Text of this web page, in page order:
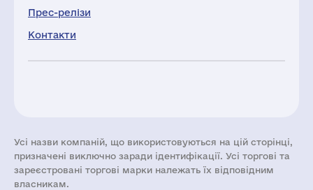
Прес-релізи
Контакти
Усі назви компаній, що використовуються на цій сторінці,
призначені виключно заради ідентифікації. Усі торгові та
зареєстровані торгові марки належать їх відповідним
власникам.